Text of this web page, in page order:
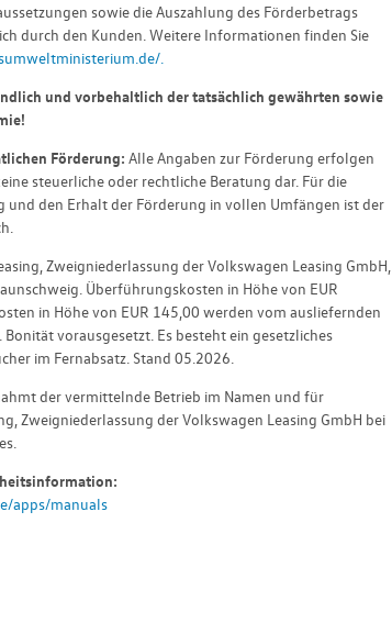
sowie die Auszahlung des Förderbetrags
durch den Kunden. Weitere Informationen finden Sie
.
und vorbehaltlich der tatsächlich gewährten sowie
Förderung: Alle Angaben zur Förderung erfolgen
steuerliche oder rechtliche Beratung dar. Für die
und den Erhalt der Förderung in vollen Umfängen ist der
Zweigniederlassung der Volkswagen Leasing GmbH,
Überführungskosten in Höhe von EUR
in Höhe von EUR 145,00 werden vom ausliefernden
vorausgesetzt. Es besteht ein gesetzliches
im Fernabsatz. Stand 05.2026.
der vermittelnde Betrieb im Namen und für
Zweigniederlassung der Volkswagen Leasing GmbH bei
apps/manuals